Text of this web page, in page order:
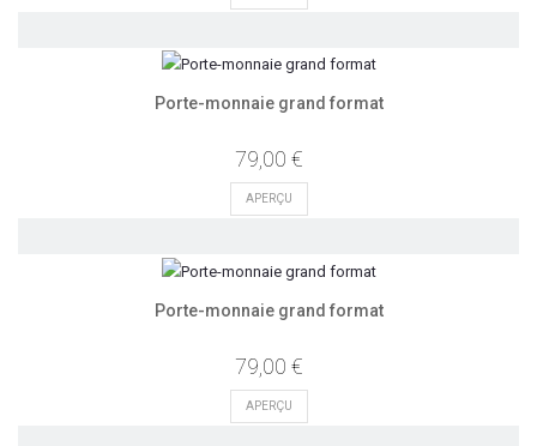
Porte-monnaie grand format
79,00 €
APERÇU
Porte-monnaie grand format
79,00 €
APERÇU